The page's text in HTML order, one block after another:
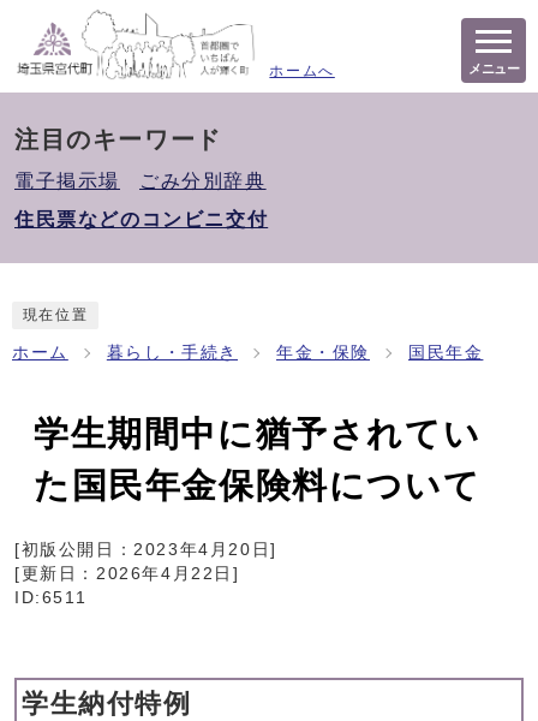
ホームへ メニュー
注目のキーワード
電子掲示場
ごみ分別辞典
住民票などのコンビニ交付
現在位置
ホーム 暮らし・手続き 年金・保険 国民年金
学生期間中に猶予されてい
た国民年金保険料について
[初版公開日：2023年4月20日]
[更新日： 2026年4月22日 ]
ID:6511
学生納付特例